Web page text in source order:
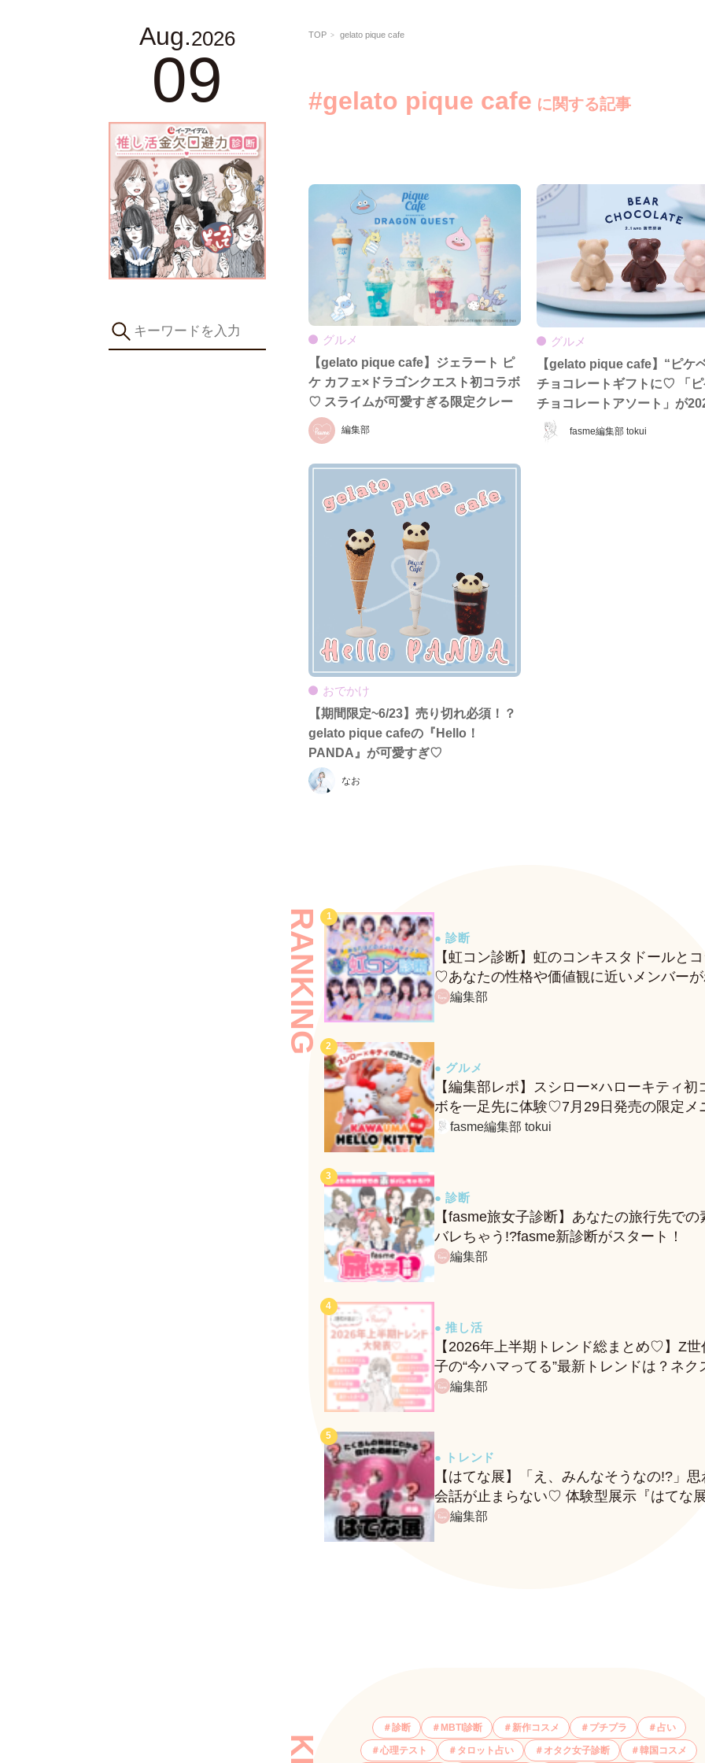
Aug.2026
09
TOP gelato pique cafe
#gelato pique cafe に関する記事
編集部
グルメ
【gelato pique cafe】ジェラート ピ
ケ カフェ×ドラゴンクエスト初コラボ
♡ スライムが可愛すぎる限定クレー
プ＆フロートが登場！2026年8月7日
から期間限定販売
fasme編集部 tokui
グルメ
【gelato pique cafe】“ピケ
チョコレートギフトに♡ 「
チョコレートアソート」が
1日(土)発売！
なお
おでかけ
【期間限定~6/23】売り切れ必須！？
gelato pique cafeの『Hello！
PANDA』が可愛すぎ♡
RANKING ● 診断
【虹コン診断】虹のコンキスタドールと
♡あなたの性格や価値観に近いメンバー
る、fasmeの新診断がスタート！
編集部
● グルメ
【編集部レポ】スシロー×ハローキティ初
ボを一足先に体験♡7月29日発売の限定メ
ー＆グッズをレポ！
fasme編集部 tokui
● 診断
【fasme旅女子診断】あなたの旅行先での
バレちゃう!?fasme新診断がスタート！
編集部
● 推し活
【2026年上半期トレンド総まとめ♡】Z世
子の“今ハマってる”最新トレンドは？ネク
バズ予報もチェック♪
編集部
● トレンド
【はてな展】「え、みんなそうなの!?」思
会話が止まらない♡ 体験型展示『はてな展
に行ってきたレポ
編集部
診断 MBTI診断 新作コスメ プチプラ 占い
心理テスト タロット占い オタク女子診断 韓国コスメ